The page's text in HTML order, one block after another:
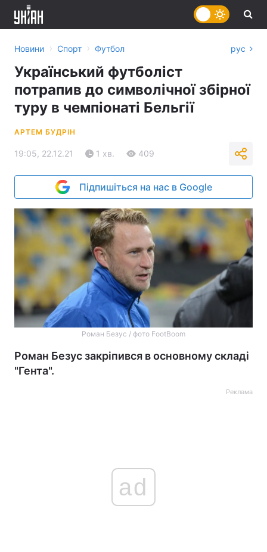
Новини › Спорт › Футбол рус
Український футболіст
потрапив до символічної збірної
туру в чемпіонаті Бельгії
АРТЕМ БУДРІН
19:05, 22.12.21 1 хв. 409
Підпишіться на нас в Google
Роман Безус / фото FootBoom
Роман Безус закріпився в основному складі
"Гента".
Реклама
ad